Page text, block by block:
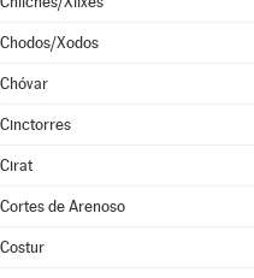
Chodos/Xodos
Chóvar
Cinctorres
Cirat
Cortes de Arenoso
Costur